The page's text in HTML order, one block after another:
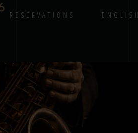
RESERVATIONS ENGLISH